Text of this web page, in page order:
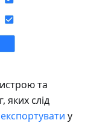
та
яких слід
експортувати у